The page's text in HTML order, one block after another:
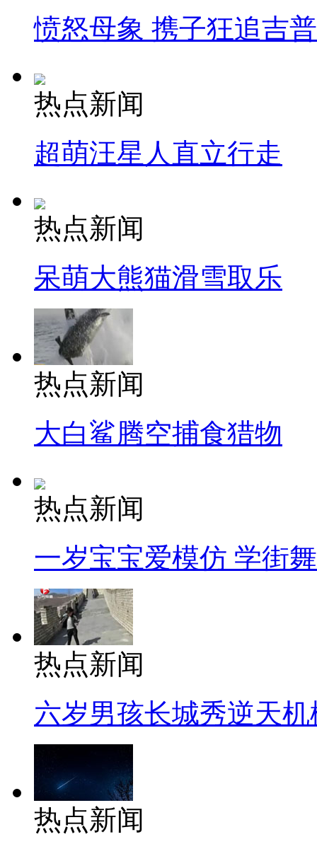
愤怒母象 携子狂追吉
热点新闻
超萌汪星人直立行走
热点新闻
呆萌大熊猫滑雪取乐
热点新闻
大白鲨腾空捕食猎物
热点新闻
一岁宝宝爱模仿 学街
热点新闻
六岁男孩长城秀逆天机
热点新闻